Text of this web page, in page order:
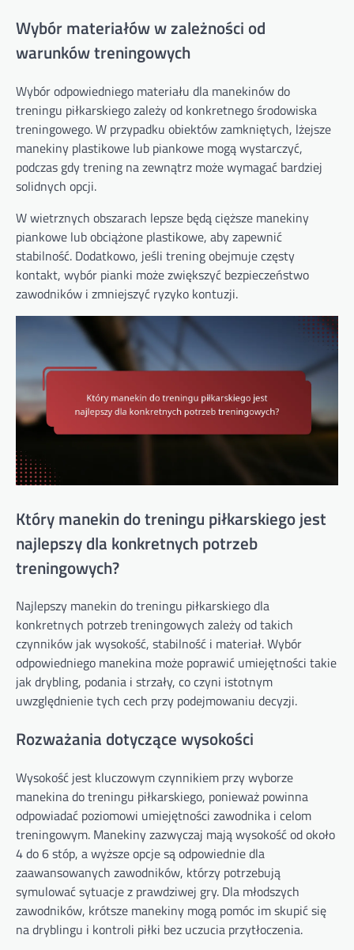
Wybór materiałów w zależności od
warunków treningowych
Wybór odpowiedniego materiału dla manekinów do
treningu piłkarskiego zależy od konkretnego środowiska
treningowego. W przypadku obiektów zamkniętych, lżejsze
manekiny plastikowe lub piankowe mogą wystarczyć,
podczas gdy trening na zewnątrz może wymagać bardziej
solidnych opcji.
W wietrznych obszarach lepsze będą cięższe manekiny
piankowe lub obciążone plastikowe, aby zapewnić
stabilność. Dodatkowo, jeśli trening obejmuje częsty
kontakt, wybór pianki może zwiększyć bezpieczeństwo
zawodników i zmniejszyć ryzyko kontuzji.
Który manekin do treningu piłkarskiego jest
najlepszy dla konkretnych potrzeb
treningowych?
Najlepszy manekin do treningu piłkarskiego dla
konkretnych potrzeb treningowych zależy od takich
czynników jak wysokość, stabilność i materiał. Wybór
odpowiedniego manekina może poprawić umiejętności takie
jak drybling, podania i strzały, co czyni istotnym
uwzględnienie tych cech przy podejmowaniu decyzji.
Rozważania dotyczące wysokości
Wysokość jest kluczowym czynnikiem przy wyborze
manekina do treningu piłkarskiego, ponieważ powinna
odpowiadać poziomowi umiejętności zawodnika i celom
treningowym. Manekiny zazwyczaj mają wysokość od około
4 do 6 stóp, a wyższe opcje są odpowiednie dla
zaawansowanych zawodników, którzy potrzebują
symulować sytuacje z prawdziwej gry. Dla młodszych
zawodników, krótsze manekiny mogą pomóc im skupić się
na dryblingu i kontroli piłki bez uczucia przytłoczenia.